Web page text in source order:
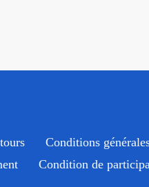
Conditions
Condition de